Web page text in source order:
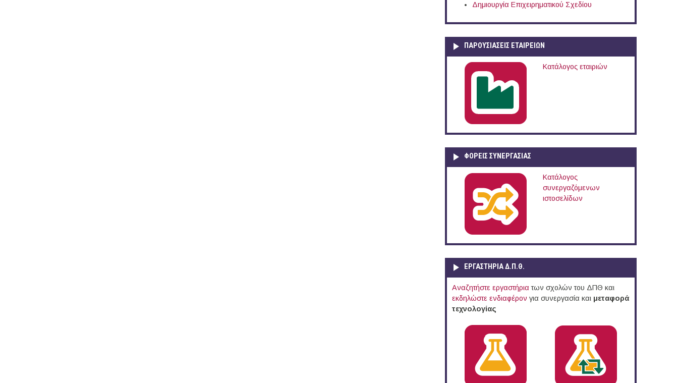
Δημιουργία Επιχειρηματικού Σχεδίου
ΠΑΡΟΥΣΙΆΣΕΙΣ ΕΤΑΙΡΕΙΏΝ
Κατάλογος εταιριών
ΦΟΡΕΙΣ ΣΥΝΕΡΓΑΣΙΑΣ
Κατάλογος
συνεργαζόμενων
ιστοσελίδων
ΕΡΓΑΣΤΗΡΙΑ Δ.Π.Θ.
Αναζητήστε εργαστήρια των σχολών του ΔΠΘ και
εκδηλώστε ενδιαφέρον για συνεργασία και μεταφορά
τεχνολογίας